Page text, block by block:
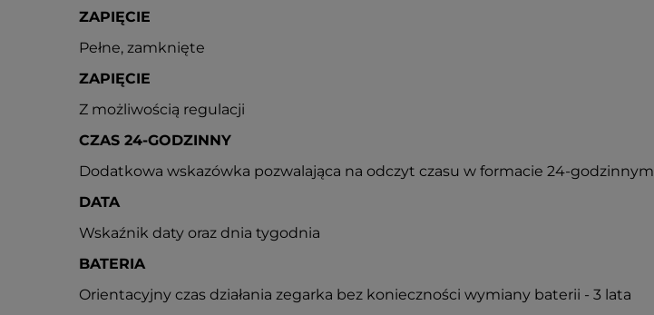
ZAPIĘCIE
Pełne, zamknięte
ZAPIĘCIE
Z możliwością regulacji
CZAS 24-GODZINNY
Dodatkowa wskazówka pozwalająca na odczyt czasu w formacie 24-godzinnym
DATA
Wskaźnik daty oraz dnia tygodnia
BATERIA
Orientacyjny czas działania zegarka bez konieczności wymiany baterii - 3 lata